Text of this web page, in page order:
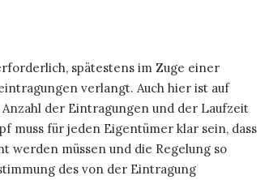
spätestens im Zuge einer
verlangt. Auch hier ist auf
der Eintragungen und der Laufzeit
muss für jeden Eigentümer klar sein, dass
werden müssen und die Regelung so
des von der Eintragung